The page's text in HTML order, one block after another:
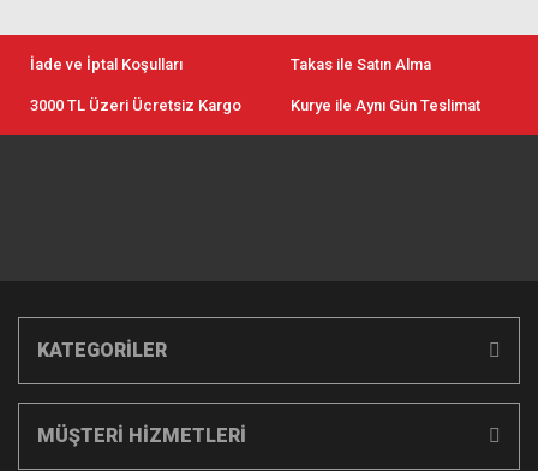
İade ve İptal Koşulları Takas ile Satın Alma
3000 TL Üzeri Ücretsiz Kargo Kurye ile Aynı Gün Teslimat
KATEGORİLER
MÜŞTERİ HİZMETLERİ